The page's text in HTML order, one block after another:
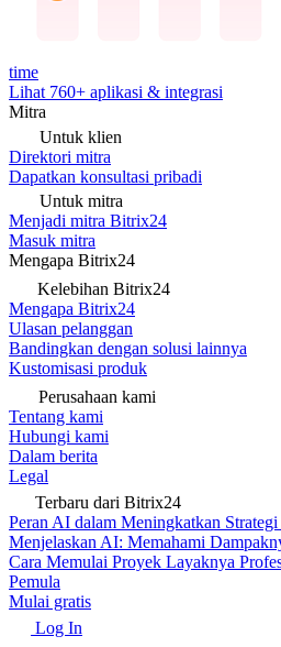
time
Lihat 760+ aplikasi & integrasi
Mitra
Untuk klien
Direktori mitra
Dapatkan konsultasi pribadi
Untuk mitra
Menjadi mitra Bitrix24
Masuk mitra
Mengapa Bitrix24
Kelebihan Bitrix24
Mengapa Bitrix24
Ulasan pelanggan
Bandingkan dengan solusi lainnya
Kustomisasi produk
Perusahaan kami
Tentang kami
Hubungi kami
Dalam berita
Legal
Terbaru dari Bitrix24
Peran AI dalam Meningkatkan
Menjelaskan AI: Memahami
Cara Memulai Proyek Layaknya
Pemula
Mulai gratis
Log In